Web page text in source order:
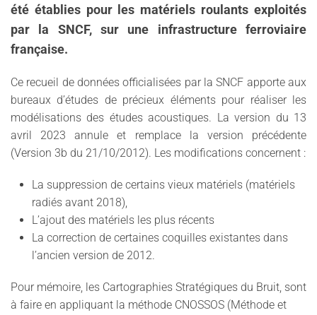
été établies pour les matériels roulants exploités
par la SNCF, sur une infrastructure ferroviaire
française.
Ce recueil de données officialisées par la SNCF apporte aux
bureaux d’études de précieux éléments pour réaliser les
modélisations des études acoustiques. La version du 13
avril 2023 annule et remplace la version précédente
(Version 3b du 21/10/2012). Les modifications concernent :
La suppression de certains vieux matériels (matériels
radiés avant 2018),
L’ajout des matériels les plus récents
La correction de certaines coquilles existantes dans
l’ancien version de 2012.
Pour mémoire, les Cartographies Stratégiques du Bruit, sont
à faire en appliquant la méthode CNOSSOS (Méthode et